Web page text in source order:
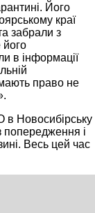
Його
краї
забрали з
його
в інформації
право не
в Новосибірську
попередження і
Весь цей час